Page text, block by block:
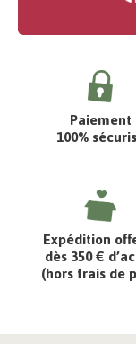
Paiement
100%
Expédition
dès 350 €
(hors frais de